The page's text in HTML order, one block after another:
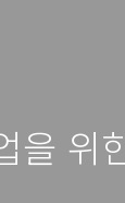
을 위